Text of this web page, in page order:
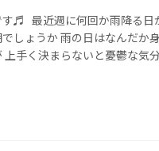
す♬ 最近週に何回か雨降る日
しょうか 雨の日はなんだか
上手く決まらないと憂鬱な気